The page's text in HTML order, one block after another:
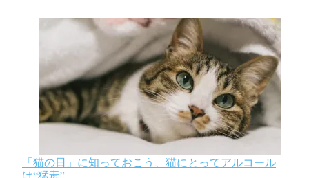
「猫の日」に知っておこう、猫にとってアルコール
は“猛毒”